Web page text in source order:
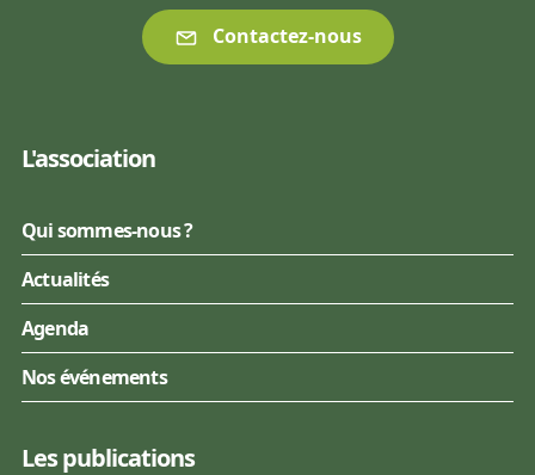
Contactez-nous
L'association
Qui sommes-nous ?
Actualités
Agenda
Nos événements
Les publications